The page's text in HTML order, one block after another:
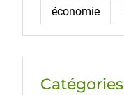
économie
Catégories